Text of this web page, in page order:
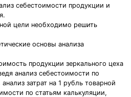
себестоимости продукции и
цели необходимо решить
основы анализа
продукции зеркального цеха
анализ себестоимости по
затрат на 1 рубль товарной
по статьям калькуляции,